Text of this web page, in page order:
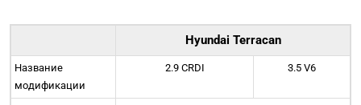
Hyundai Terracan
Название
модификации
2.9 CRDI 3.5 V6